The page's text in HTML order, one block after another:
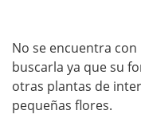
No se encuentra
buscarla ya que su
otras plantas de
pequeñas flores.